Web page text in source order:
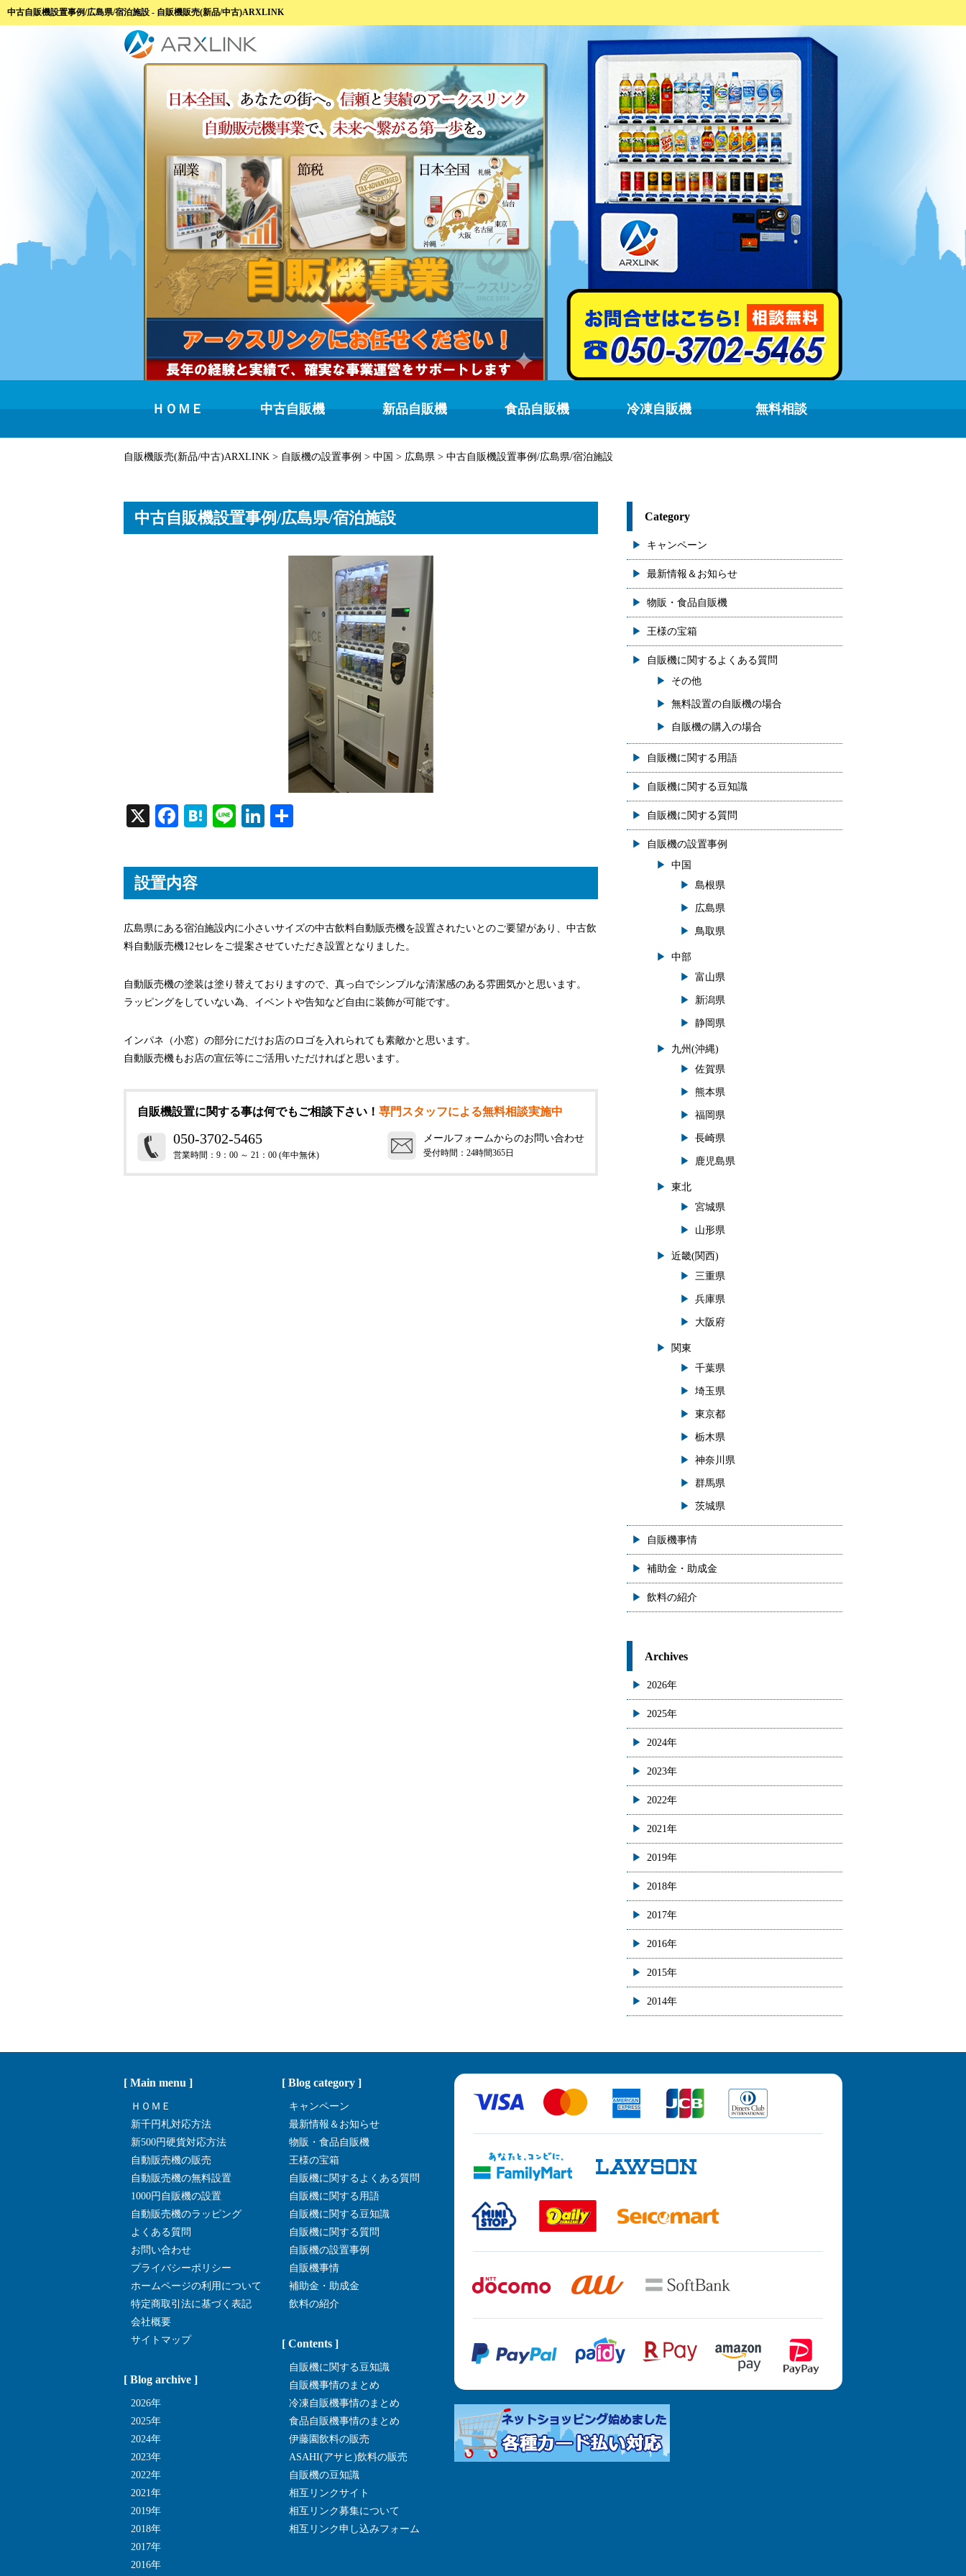
中古自販機設置事例/広島県/宿泊施設 - 自販機販売(新品/中古)ARXLINK
ＨＯＭＥ 中古自販機 新品自販機 食品自販機 冷凍自販機 無料相談
自販機販売(新品/中古)ARXLINK > 自販機の設置事例 > 中国 > 広島県 > 中古自販機設置事例/広島県/宿泊施設
中古自販機設置事例/広島県/宿泊施設
X
Fa
bo
ok
H
en
Li
Li
ed
設置内容
広島県にある宿泊施設内に小さいサイズの中古飲料自動販売機を設置されたいとのご要望があり、中古飲
料自動販売機12セレをご提案させていただき設置となりました。
自動販売機の塗装は塗り替えておりますので、真っ白でシンプルな清潔感のある雰囲気かと思います。
ラッピングをしていない為、イベントや告知など自由に装飾が可能です。
インパネ（小窓）の部分にだけお店のロゴを入れられても素敵かと思います。
自動販売機もお店の宣伝等にご活用いただければと思います。
自販機設置に関する事は何でもご相談下さい！ 専門スタッフによる無料相談実施中
050-3702-5465
営業時間：9：00 ～ 21：00 (年中無休)
メールフォームからのお問い合わせ
受付時間：24時間365日
Category
キャンペーン
最新情報＆お知らせ
物販・食品自販機
王様の宝箱
自販機に関するよくある質問
その他
無料設置の自販機の場合
自販機の購入の場合
自販機に関する用語
自販機に関する豆知識
自販機に関する質問
自販機の設置事例
中国
島根県
広島県
鳥取県
中部
富山県
新潟県
静岡県
九州(沖縄)
佐賀県
熊本県
福岡県
長崎県
鹿児島県
東北
宮城県
山形県
近畿(関西)
三重県
兵庫県
大阪府
関東
千葉県
埼玉県
東京都
栃木県
神奈川県
群馬県
茨城県
自販機事情
補助金・助成金
飲料の紹介
Archives
2026年
2025年
2024年
2023年
2022年
2021年
2019年
2018年
2017年
2016年
2015年
2014年
[ Main menu ]
ＨＯＭＥ
新千円札対応方法
新500円硬貨対応方法
自動販売機の販売
自動販売機の無料設置
1000円自販機の設置
自動販売機のラッピング
よくある質問
お問い合わせ
プライバシーポリシー
ホームページの利用について
特定商取引法に基づく表記
会社概要
サイトマップ
[ Blog archive ]
2026年
2025年
2024年
2023年
2022年
2021年
2019年
2018年
2017年
2016年
[ Blog category ]
キャンペーン
最新情報＆お知らせ
物販・食品自販機
王様の宝箱
自販機に関するよくある質問
自販機に関する用語
自販機に関する豆知識
自販機に関する質問
自販機の設置事例
自販機事情
補助金・助成金
飲料の紹介
[ Contents ]
自販機に関する豆知識
自販機事情のまとめ
冷凍自販機事情のまとめ
食品自販機事情のまとめ
伊藤園飲料の販売
ASAHI(アサヒ)飲料の販売
自販機の豆知識
相互リンクサイト
相互リンク募集について
相互リンク申し込みフォーム